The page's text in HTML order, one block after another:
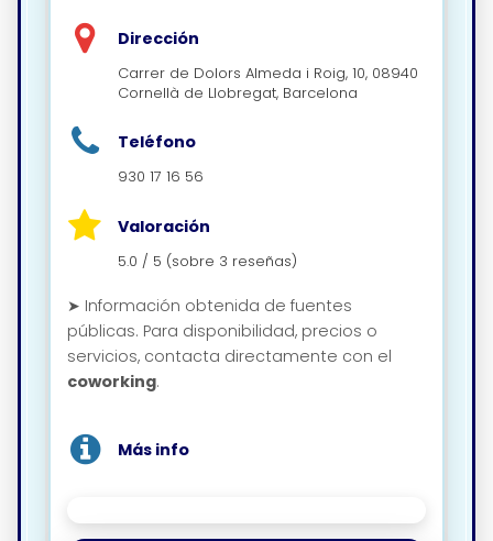
Dirección
Carrer de Dolors Almeda i Roig, 10, 08940
Cornellà de Llobregat, Barcelona
Teléfono
930 17 16 56
Valoración
5.0 / 5 (sobre 3 reseñas)
➤ Información obtenida de fuentes
públicas. Para disponibilidad, precios o
servicios, contacta directamente con el
coworking.
Más info